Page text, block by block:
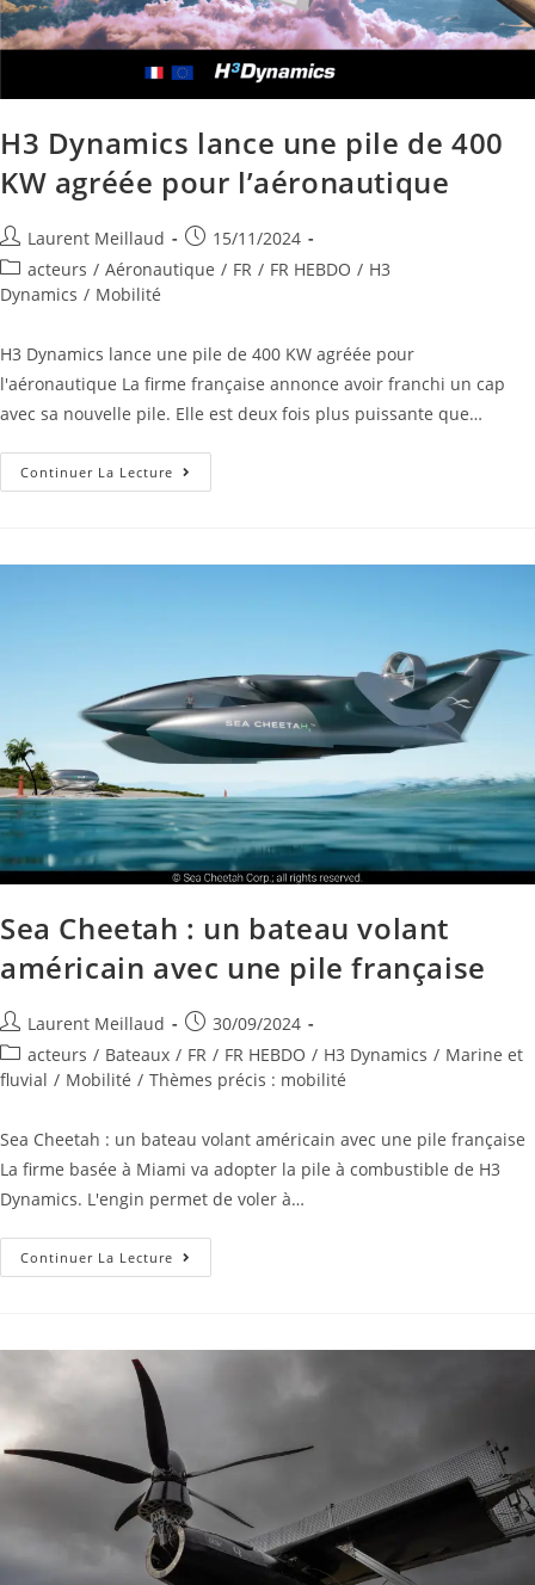
H3 Dynamics lance une pile de 400
KW agréée pour l’aéronautique
Laurent Meillaud
15/11/2024
acteurs / Aéronautique / FR / FR HEBDO / H3
Dynamics / Mobilité
H3 Dynamics lance une pile de 400 KW agréée pour
l'aéronautique La firme française annonce avoir franchi un cap
avec sa nouvelle pile. Elle est deux fois plus puissante que…
Continuer La Lecture
Sea Cheetah : un bateau volant
américain avec une pile française
Laurent Meillaud
30/09/2024
acteurs / Bateaux / FR / FR HEBDO / H3 Dynamics / Marine et
fluvial / Mobilité / Thèmes précis : mobilité
Sea Cheetah : un bateau volant américain avec une pile française
La firme basée à Miami va adopter la pile à combustible de H3
Dynamics. L'engin permet de voler à…
Continuer La Lecture